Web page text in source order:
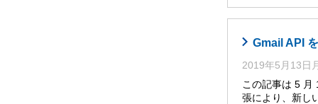
Gmail API
2019年5月13日
この記事は 5 月
張により、新し